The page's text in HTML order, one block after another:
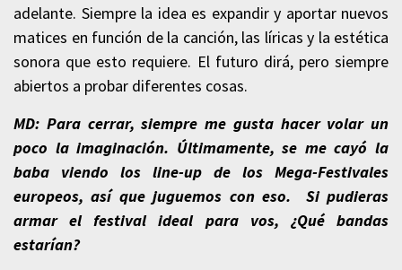
adelante. Siempre la idea es expandir y aportar nuevos
matices en función de la canción, las líricas y la estética
sonora que esto requiere. El futuro dirá, pero siempre
abiertos a probar diferentes cosas.
MD: Para cerrar, siempre me gusta hacer volar un
poco la imaginación. Últimamente, se me cayó la
baba viendo los line-up de los Mega-Festivales
europeos, así que juguemos con eso. Si pudieras
armar el festival ideal para vos, ¿Qué bandas
estarían?